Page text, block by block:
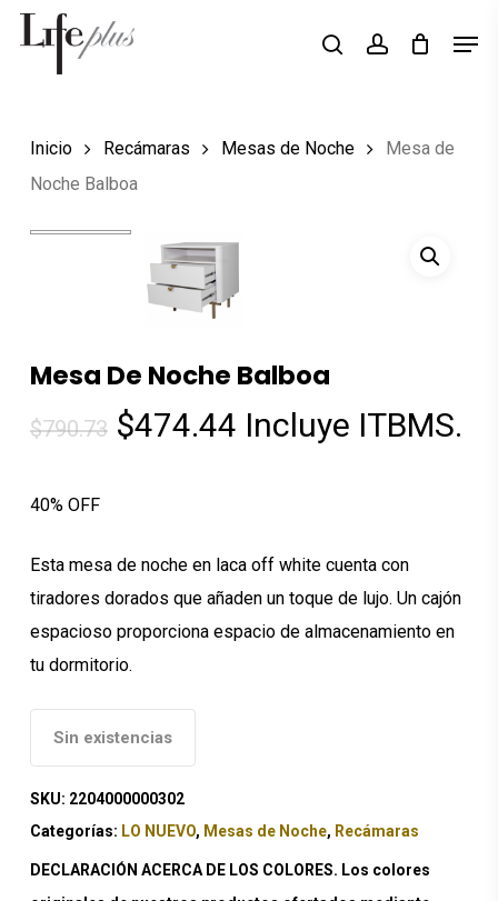
Skip
Búsqueda
productos
searchaccount
Inicio Recámaras Mesas de Noche
Mesa de
Noche Balboa
Mesa De Noche Balboa
$790.73 El
$790.73.
$474.44El
$474.44.
Incluye ITBMS.
40% OFF
Esta mesa de noche en laca off white cuenta con
tiradores dorados que añaden un toque de lujo. Un cajón
espacioso proporciona espacio de almacenamiento en
tu dormitorio.
Sin existencias
SKU: 2204000000302
Categorías: LO NUEVO, Mesas de Noche, Recámaras
DECLARACIÓN ACERCA DE LOS COLORES. Los colores